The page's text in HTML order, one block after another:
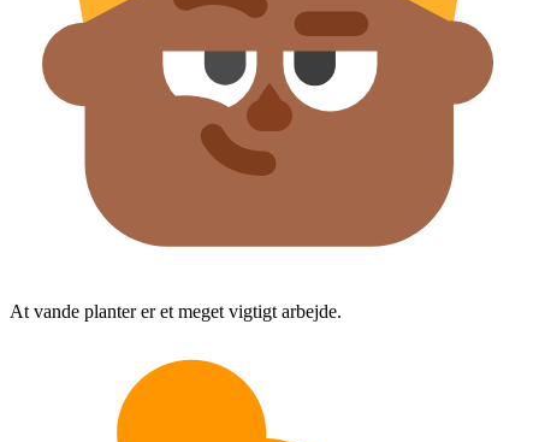
At vande planter er et meget vigtigt arbejde.